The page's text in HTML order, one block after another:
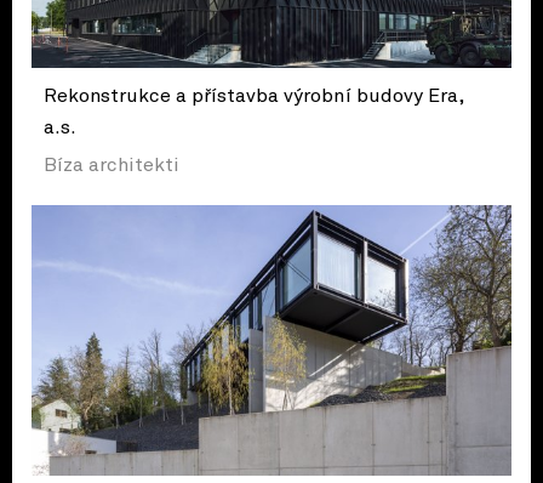
Rekonstrukce a přístavba výrobní budovy Era,
a.s.
Bíza architekti